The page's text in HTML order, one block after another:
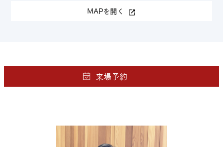
MAPを開く